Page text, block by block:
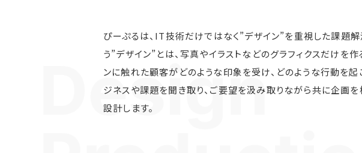
ぴーぷるは、IT技術だけではなく”デザイン”を重視した課題
う”デザイン”とは、写真やイラストなどのグラフィクスだけを
ンに触れた顧客がどのような印象を受け、どのような行動を
ジネスや課題を聞き取り、ご要望を汲み取りながら共に企画
設計します。